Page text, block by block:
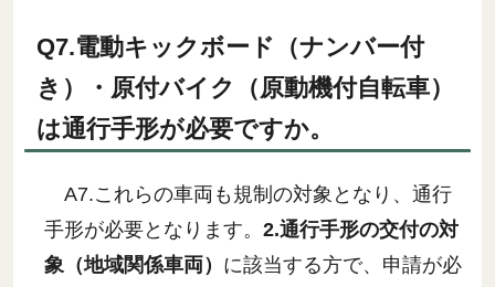
Q7.電動キックボード（ナンバー付
き）・原付バイク（原動機付自転車）
は通行手形が必要ですか。
A7.これらの車両も規制の対象となり、通行
手形が必要となります。 2.通行手形の交付の対
象（地域関係車両） に該当する方で、申請が必